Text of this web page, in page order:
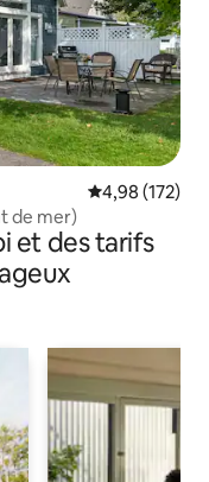
Évaluation
4,98 (172)
de mer)
et des tarifs